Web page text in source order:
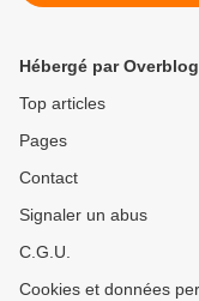
Hébergé par Overblog
Top articles
Pages
Contact
Signaler un abus
C.G.U.
Cookies et données